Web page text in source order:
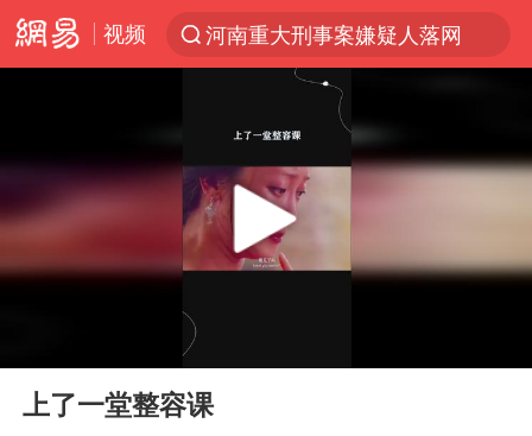
视频
河南重大刑事案嫌疑人落网
光影经济撬动暑期消费新蓝海
浙江上海等地有大雨或暴雨
《欢迎来龙餐馆》口碑
西湖突现狂风暴雨 游客瞬间被浇透
Play
上了一堂整容课